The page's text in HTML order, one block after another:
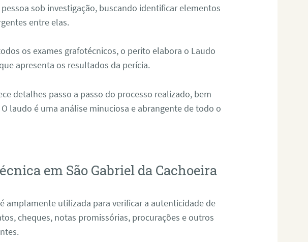
sob investigação, buscando identificar elementos
entre elas.
os exames grafotécnicos, o perito elabora o Laudo
apresenta os resultados da perícia.
detalhes passo a passo do processo realizado, bem
laudo é uma análise minuciosa e abrangente de todo o
em São Gabriel da Cachoeira
amplamente utilizada para verificar a autenticidade de
cheques, notas promissórias, procurações e outros